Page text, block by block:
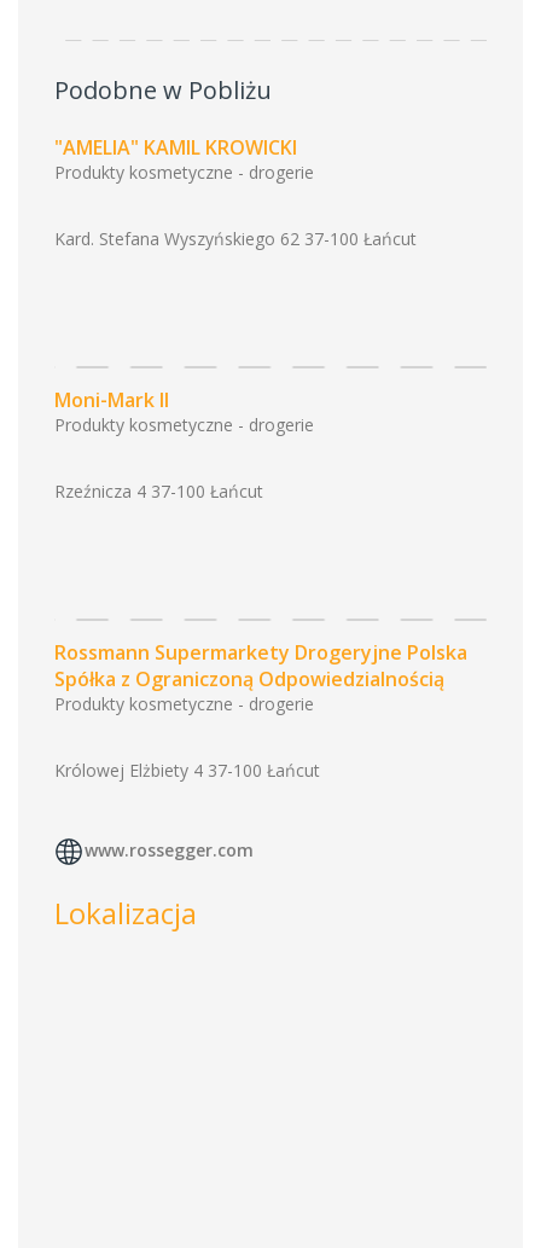
Podobne w Pobliżu
"AMELIA" KAMIL KROWICKI
Produkty kosmetyczne - drogerie
Kard. Stefana Wyszyńskiego 62 37-100 Łańcut
Moni-Mark II
Produkty kosmetyczne - drogerie
Rzeźnicza 4 37-100 Łańcut
Rossmann Supermarkety Drogeryjne Polska
Spółka z Ograniczoną Odpowiedzialnością
Produkty kosmetyczne - drogerie
Królowej Elżbiety 4 37-100 Łańcut
www.rossegger.com
Lokalizacja